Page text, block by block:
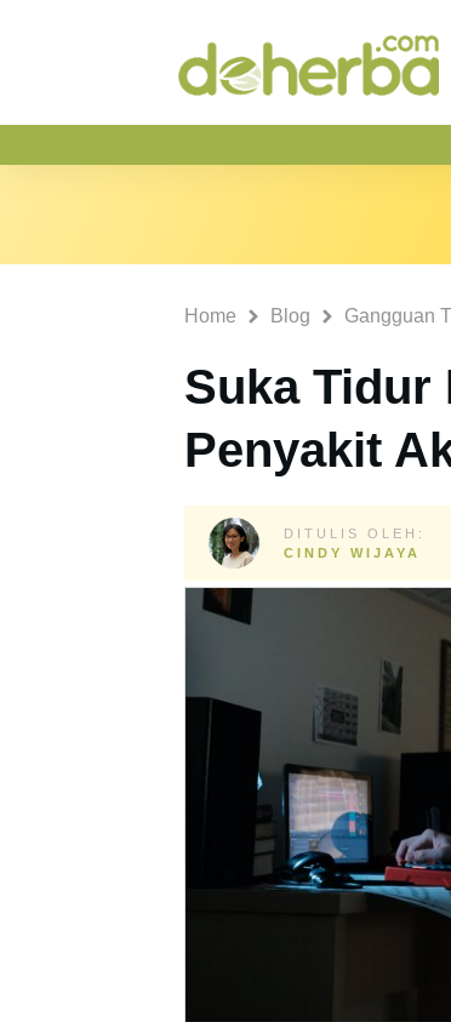
Home Blog Gangguan
Suka Tidur
Penyakit
DITULIS OLEH:
CINDY WIJAYA